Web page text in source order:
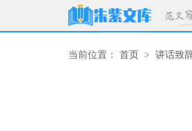
当前位置： 首页 > 讲话致